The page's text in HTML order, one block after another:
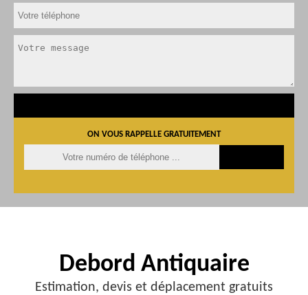
ON VOUS RAPPELLE GRATUITEMENT
Debord Antiquaire
Estimation, devis et déplacement gratuits